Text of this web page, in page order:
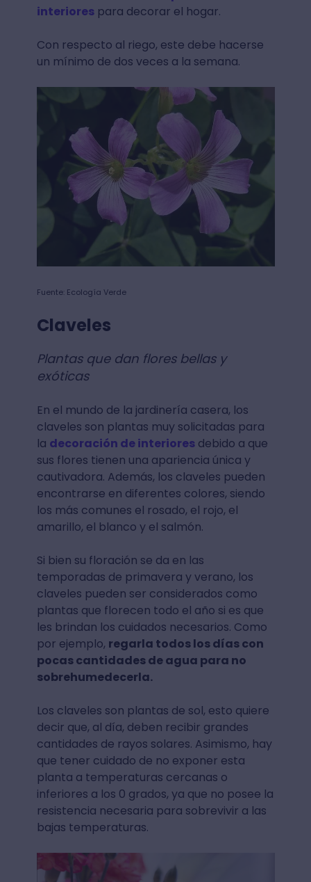
interiorespara decorar el hogar.
Con respecto al riego, este debe hacerse
un mínimo de dos veces a la semana.
Fuente: Ecología Verde
Claveles
Plantas que dan flores bellas y
exóticas
En el mundo de la jardinería casera, los
claveles son plantas muy solicitadas para
la decoración de interioresdebido a que
sus flores tienen una apariencia única y
cautivadora. Además, los claveles pueden
encontrarse en diferentes colores, siendo
los más comunes el rosado, el rojo, el
amarillo, el blanco y el salmón.
Si bien su floración se da en las
temporadas de primavera y verano, los
claveles pueden ser considerados como
plantas que florecen todo el año si es que
les brindan los cuidados necesarios. Como
por ejemplo, regarla todos los días con
pocas cantidades de agua para no
sobrehumedecerla.
Los claveles son plantas de sol, esto quiere
decir que, al día, deben recibir grandes
cantidades de rayos solares. Asimismo, hay
que tener cuidado de no exponer esta
planta a temperaturas cercanas o
inferiores a los 0 grados, ya que no posee la
resistencia necesaria para sobrevivir a las
bajas temperaturas.